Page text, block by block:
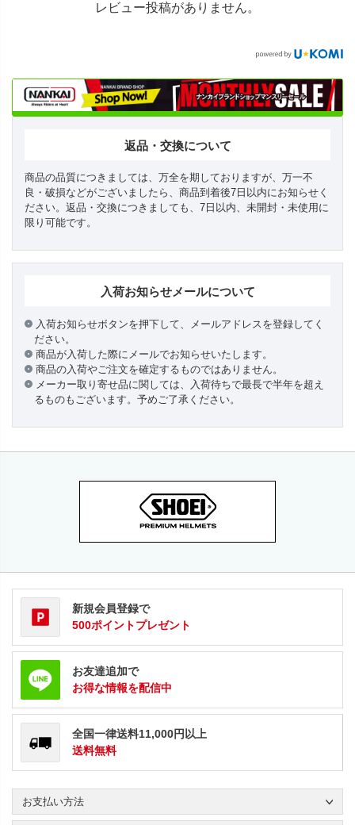
レビュー投稿がありません。
返品・交換について
商品の品質につきましては、万全を期しておりますが、万一不
良・破損などがございましたら、商品到着後7日以内にお知らせく
ださい。返品・交換につきましても、7日以内、未開封・未使用に
限り可能です。
入荷お知らせメールについて
入荷お知らせボタンを押下して、メールアドレスを登録してく
ださい。
商品が入荷した際にメールでお知らせいたします。
商品の入荷やご注文を確定するものではありません。
メーカー取り寄せ品に関しては、入荷待ちで最長で半年を超え
るものもございます。予めご了承ください。
新規会員登録で
500ポイントプレゼント
お友達追加で
お得な情報を配信中
全国一律送料11,000円以上
送料無料
お支払い方法